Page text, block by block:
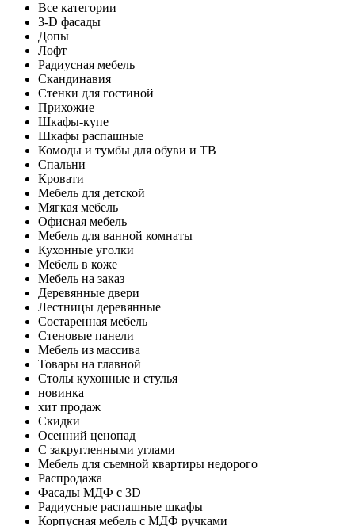
Все категории
3-D фасады
Допы
Лофт
Радиусная мебель
Скандинавия
Стенки для гостиной
Прихожие
Шкафы-купе
Шкафы распашные
Комоды и тумбы для обуви и ТВ
Спальни
Кровати
Мебель для детской
Мягкая мебель
Офисная мебель
Мебель для ванной комнаты
Кухонные уголки
Мебель в коже
Мебель на заказ
Деревянные двери
Лестницы деревянные
Состаренная мебель
Стеновые панели
Мебель из массива
Товары на главной
Столы кухонные и стулья
новинка
хит продаж
Скидки
Осенний ценопад
С закругленными углами
Мебель для съемной квартиры недорого
Распродажа
Фасады МДФ с 3D
Радиусные распашные шкафы
Корпусная мебель с МДФ ручками